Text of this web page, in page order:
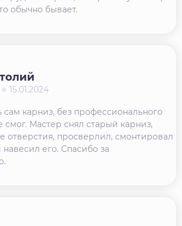
обычно бывает.
сам карниз, без профессионального
смог. Мастер снял старый карниз,
отверстия, просверлил, смонтировал
его. Спасибо за
15.01.2024